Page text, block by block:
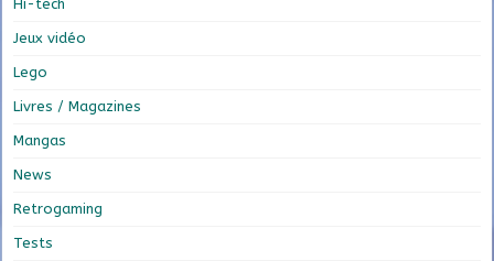
Hi-tech
Jeux vidéo
Lego
Livres / Magazines
Mangas
News
Retrogaming
Tests